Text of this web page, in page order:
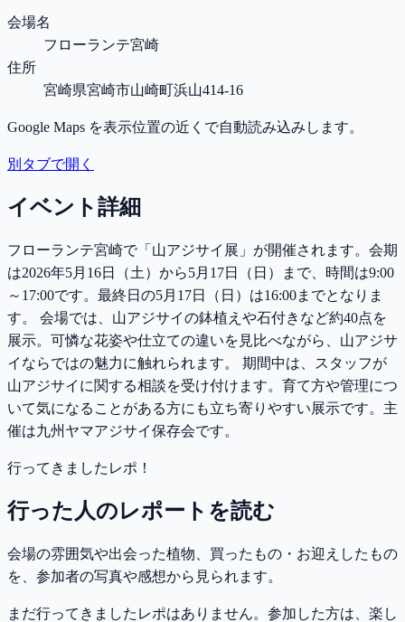
会場名
フローランテ宮崎
住所
宮崎県宮崎市山崎町浜山414-16
Google Maps を表示位置の近くで自動読み込みします。
別タブで開く
イベント詳細
フローランテ宮崎で「山アジサイ展」が開催されます。会期
は2026年5月16日（土）から5月17日（日）まで、時間は9:00
～17:00です。最終日の5月17日（日）は16:00までとなりま
す。 会場では、山アジサイの鉢植えや石付きなど約40点を
展示。可憐な花姿や仕立ての違いを見比べながら、山アジサ
イならではの魅力に触れられます。 期間中は、スタッフが
山アジサイに関する相談を受け付けます。育て方や管理につ
いて気になることがある方にも立ち寄りやすい展示です。主
催は九州ヤマアジサイ保存会です。
行ってきましたレポ！
行った人のレポートを読む
会場の雰囲気や出会った植物、買ったもの・お迎えしたもの
を、参加者の写真や感想から見られます。
まだ行ってきましたレポはありません。参加した方は、楽し